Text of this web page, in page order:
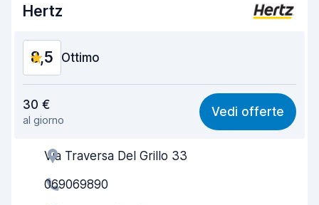
Hertz
8,5 Ottimo
8,3
Facile da trovare 8,2
Gentilezza degli agenti
Rapidità del ritiro
30 €
al giorno
Vedi offerte
Via Traversa Del Grillo 33
069069890